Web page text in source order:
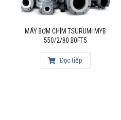
MÁY BƠM CHÌM TSURUMI MYB
550/2/80 B0FT5
Đọc tiếp